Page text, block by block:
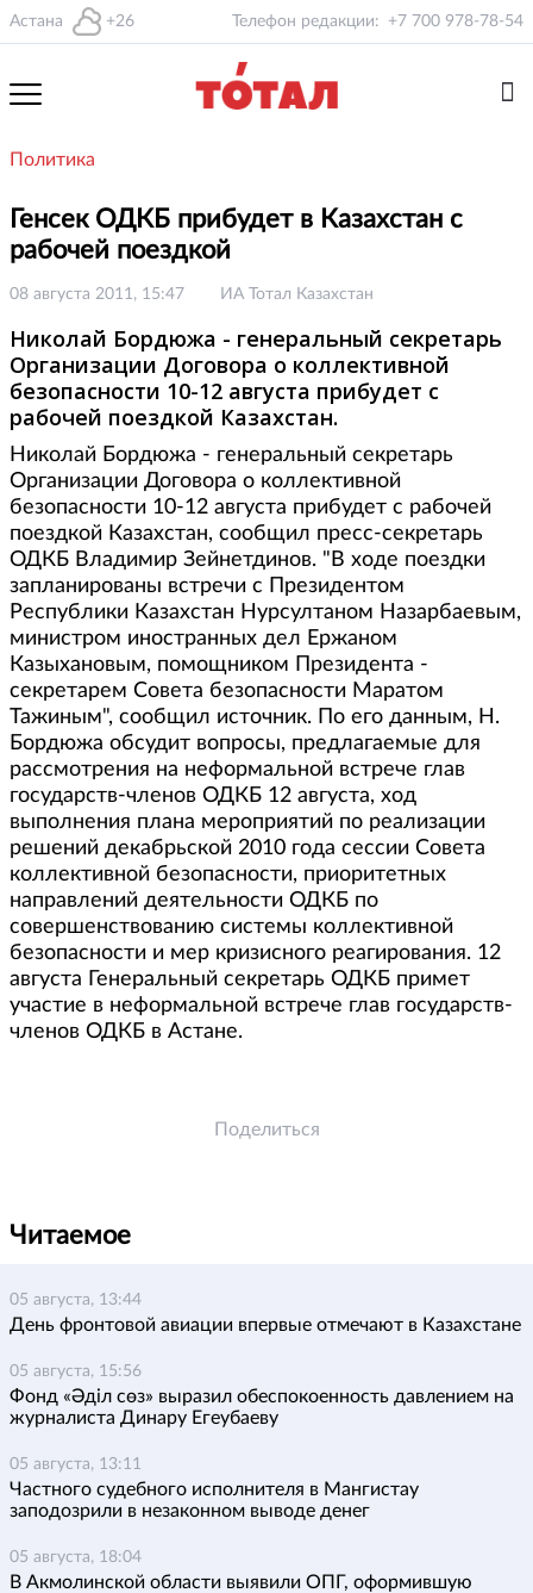
Астана +26 Телефон редакции: +7 700 978-78-54
Политика
Генсек ОДКБ прибудет в Казахстан с
рабочей поездкой
08 августа 2011, 15:47 ИА Тотал Казахстан
Николай Бордюжа - генеральный секретарь
Организации Договора о коллективной
безопасности 10-12 августа прибудет с
рабочей поездкой Казахстан.
Николай Бордюжа - генеральный секретарь
Организации Договора о коллективной
безопасности 10-12 августа прибудет с рабочей
поездкой Казахстан, сообщил пресс-секретарь
ОДКБ Владимир Зейнетдинов. "В ходе поездки
запланированы встречи с Президентом
Республики Казахстан Нурсултаном Назарбаевым,
министром иностранных дел Ержаном
Казыхановым, помощником Президента -
секретарем Совета безопасности Маратом
Тажиным", сообщил источник. По его данным, Н.
Бордюжа обсудит вопросы, предлагаемые для
рассмотрения на неформальной встрече глав
государств-членов ОДКБ 12 августа, ход
выполнения плана мероприятий по реализации
решений декабрьской 2010 года сессии Совета
коллективной безопасности, приоритетных
направлений деятельности ОДКБ по
совершенствованию системы коллективной
безопасности и мер кризисного реагирования. 12
августа Генеральный секретарь ОДКБ примет
участие в неформальной встрече глав государств-
членов ОДКБ в Астане.
Поделиться
Читаемое
05 августа, 13:44
День фронтовой авиации впервые отмечают в Казахстане
05 августа, 15:56
Фонд «Әділ сөз» выразил обеспокоенность давлением на
журналиста Динару Егеубаеву
05 августа, 13:11
Частного судебного исполнителя в Мангистау
заподозрили в незаконном выводе денег
05 августа, 18:04
В Акмолинской области выявили ОПГ, оформившую